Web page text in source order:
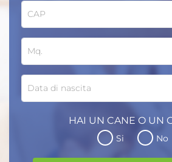
CAP
Mq.
Data di nascita
HAI UN CANE O UN
Si No